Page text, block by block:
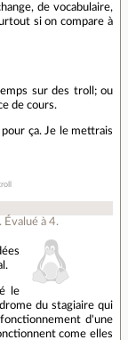
de vocabulaire,
si on compare à
sur des troll; ou
de cours.
ça. Je le mettrais
. Évalué à 4.
le
du stagiaire qui
d'une
come elles